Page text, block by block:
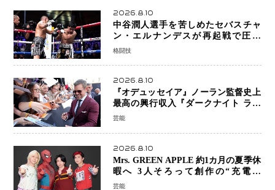
2026.8.10
中谷潤人選手を苦しめたセバスチャ
ン・エルナンデスが再起戦で圧巻
KO 2回で相手を沈める…次戦は亀田
格闘技
2026.8.10
『オデュッセイア』ノーラン監督史上
最高の興行収入『ダークナイト ライ
ジング』超え、世界で11億ドル突破
芸能
2026.8.10
Mrs. GREEN APPLE 約1カ月の夏季休
暇へ 3人そろって創作の“充電期
間”「自分らしいインプットを」
芸能